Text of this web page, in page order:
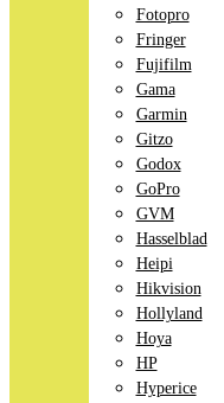
Fotopro
Fringer
Fujifilm
Gama
Garmin
Gitzo
Godox
GoPro
GVM
Hasselblad
Heipi
Hikvision
Hollyland
Hoya
HP
Hyperice